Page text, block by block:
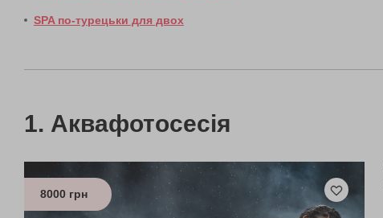
SPA по-турецьки для двох
Аквафотосесія
8000 грн